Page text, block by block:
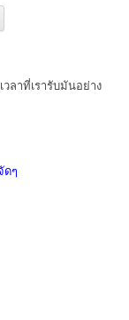
ลาที่เรารับมันอย่าง
ดๆ